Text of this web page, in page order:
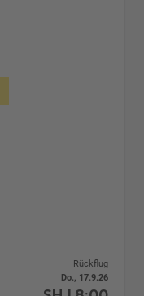
Rückflug
Do., 17.9.26